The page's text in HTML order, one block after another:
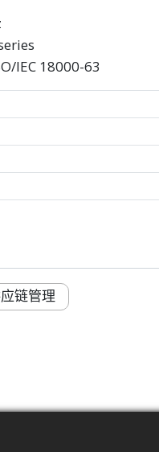
IEC 18000-63
链管理